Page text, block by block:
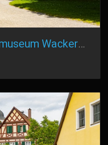
Hohenloher Freilandmuseum Wackershofen